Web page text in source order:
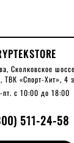
Сколковское
ТВК «Спорт-Хит», 4
пт. с 10:00 до 18:00
511-24-58